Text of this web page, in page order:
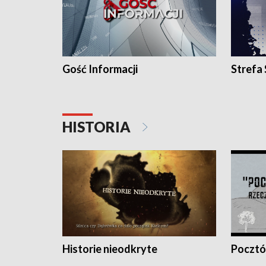
Gość Informacji Strefa
HISTORIA
Historie nieodkryte